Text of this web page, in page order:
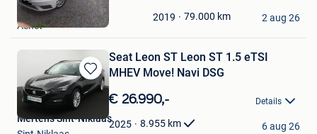
in
Mijn
Favorieten
2019 79.000 km
Quentin
Achet
2 aug 26
Bewaren
in
Mijn
Favorieten
Seat Leon ST Leon ST 1.5 eTSI
MHEV Move! Navi DSG
€ 26.990,- Details
2025 8.955 km
Mertens Sint-Niklaas
6 aug 26